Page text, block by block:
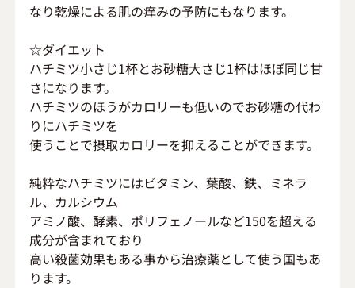
なり乾燥による肌の痒みの予防にもなります。
☆ダイエット
ハチミツ小さじ1杯とお砂糖大さじ1杯はほぼ同じ甘
さになります。
ハチミツのほうがカロリーも低いのでお砂糖の代わ
りにハチミツを
使うことで摂取カロリーを抑えることができます。
純粋なハチミツにはビタミン、葉酸、鉄、ミネラ
ル、カルシウム
アミノ酸、酵素、ポリフェノールなど150を超える
成分が含まれており
高い殺菌効果もある事から治療薬として使う国もあ
ります。